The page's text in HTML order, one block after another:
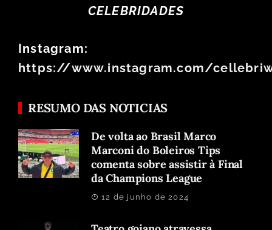
CELEBRIDADES
Instagram:
https://www.instagram.com/
RESUMO DAS NOTICIAS
De volta ao Brasil Marco
Marconi do Boleiros Tips
comenta sobre assistir à Final
da Champions League
12 de junho de 2024